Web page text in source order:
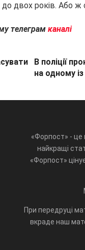
двох років. Або ж
телеграм каналі
В поліції
на одному
«Форпост» - це
найкращі
«Форпост»
При передруці
вкраде наш